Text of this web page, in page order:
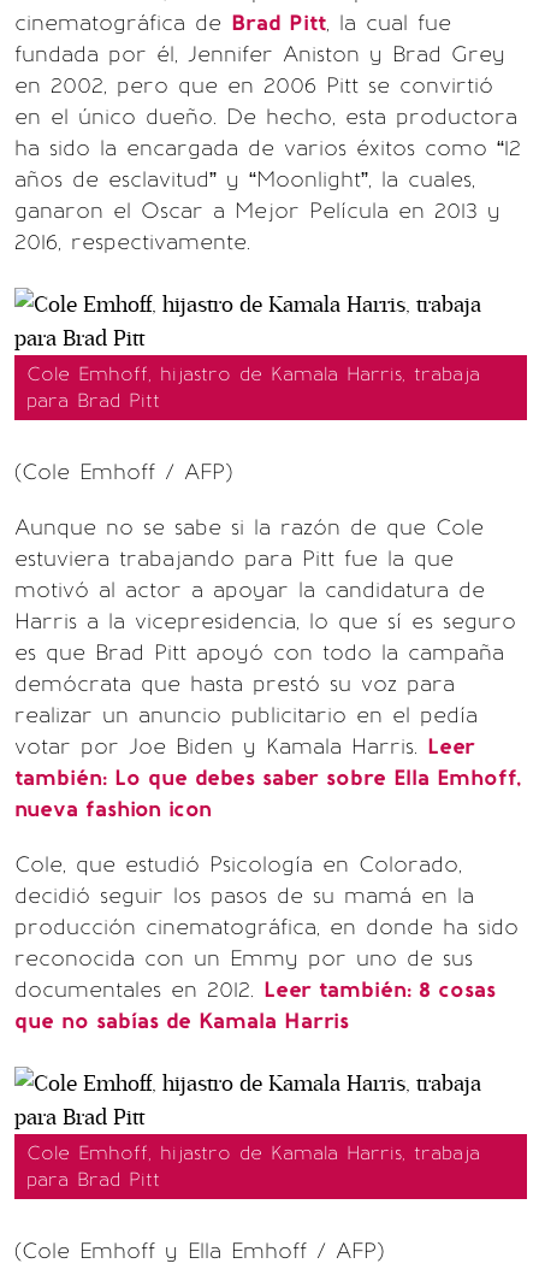
cinematográfica de Brad Pitt, la cual fue
fundada por él, Jennifer Aniston y Brad Grey
en 2002, pero que en 2006 Pitt se convirtió
en el único dueño. De hecho, esta productora
ha sido la encargada de varios éxitos como “12
años de esclavitud” y “Moonlight”, la cuales,
ganaron el Oscar a Mejor Película en 2013 y
2016, respectivamente.
Cole Emhoff, hijastro de Kamala Harris, trabaja
para Brad Pitt
(Cole Emhoff / AFP)
Aunque no se sabe si la razón de que Cole
estuviera trabajando para Pitt fue la que
motivó al actor a apoyar la candidatura de
Harris a la vicepresidencia, lo que sí es seguro
es que Brad Pitt apoyó con todo la campaña
demócrata que hasta prestó su voz para
realizar un anuncio publicitario en el pedía
votar por Joe Biden y Kamala Harris. Leer
también: Lo que debes saber sobre Ella Emhoff,
nueva fashion icon
Cole, que estudió Psicología en Colorado,
decidió seguir los pasos de su mamá en la
producción cinematográfica, en donde ha sido
reconocida con un Emmy por uno de sus
documentales en 2012. Leer también: 8 cosas
que no sabías de Kamala Harris
Cole Emhoff, hijastro de Kamala Harris, trabaja
para Brad Pitt
(Cole Emhoff y Ella Emhoff / AFP)